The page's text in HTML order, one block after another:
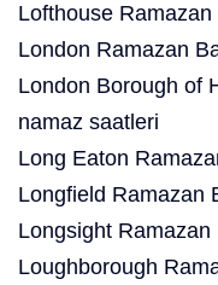
Lofthouse Ramazan
London Ramazan
London Borough of
namaz saatleri
Long Eaton
Longfield Ramazan
Longsight Ramazan
Loughborough